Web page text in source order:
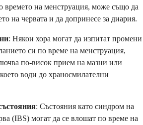
времето на менструация, може също да
на червата и да допринесе за диария.
: Някои хора могат да изпитат промени
си по време на менструация,
по-висок прием на мазни или
води до храносмилателни
: Състояния като синдром на
(IBS) могат да се влошат по време на